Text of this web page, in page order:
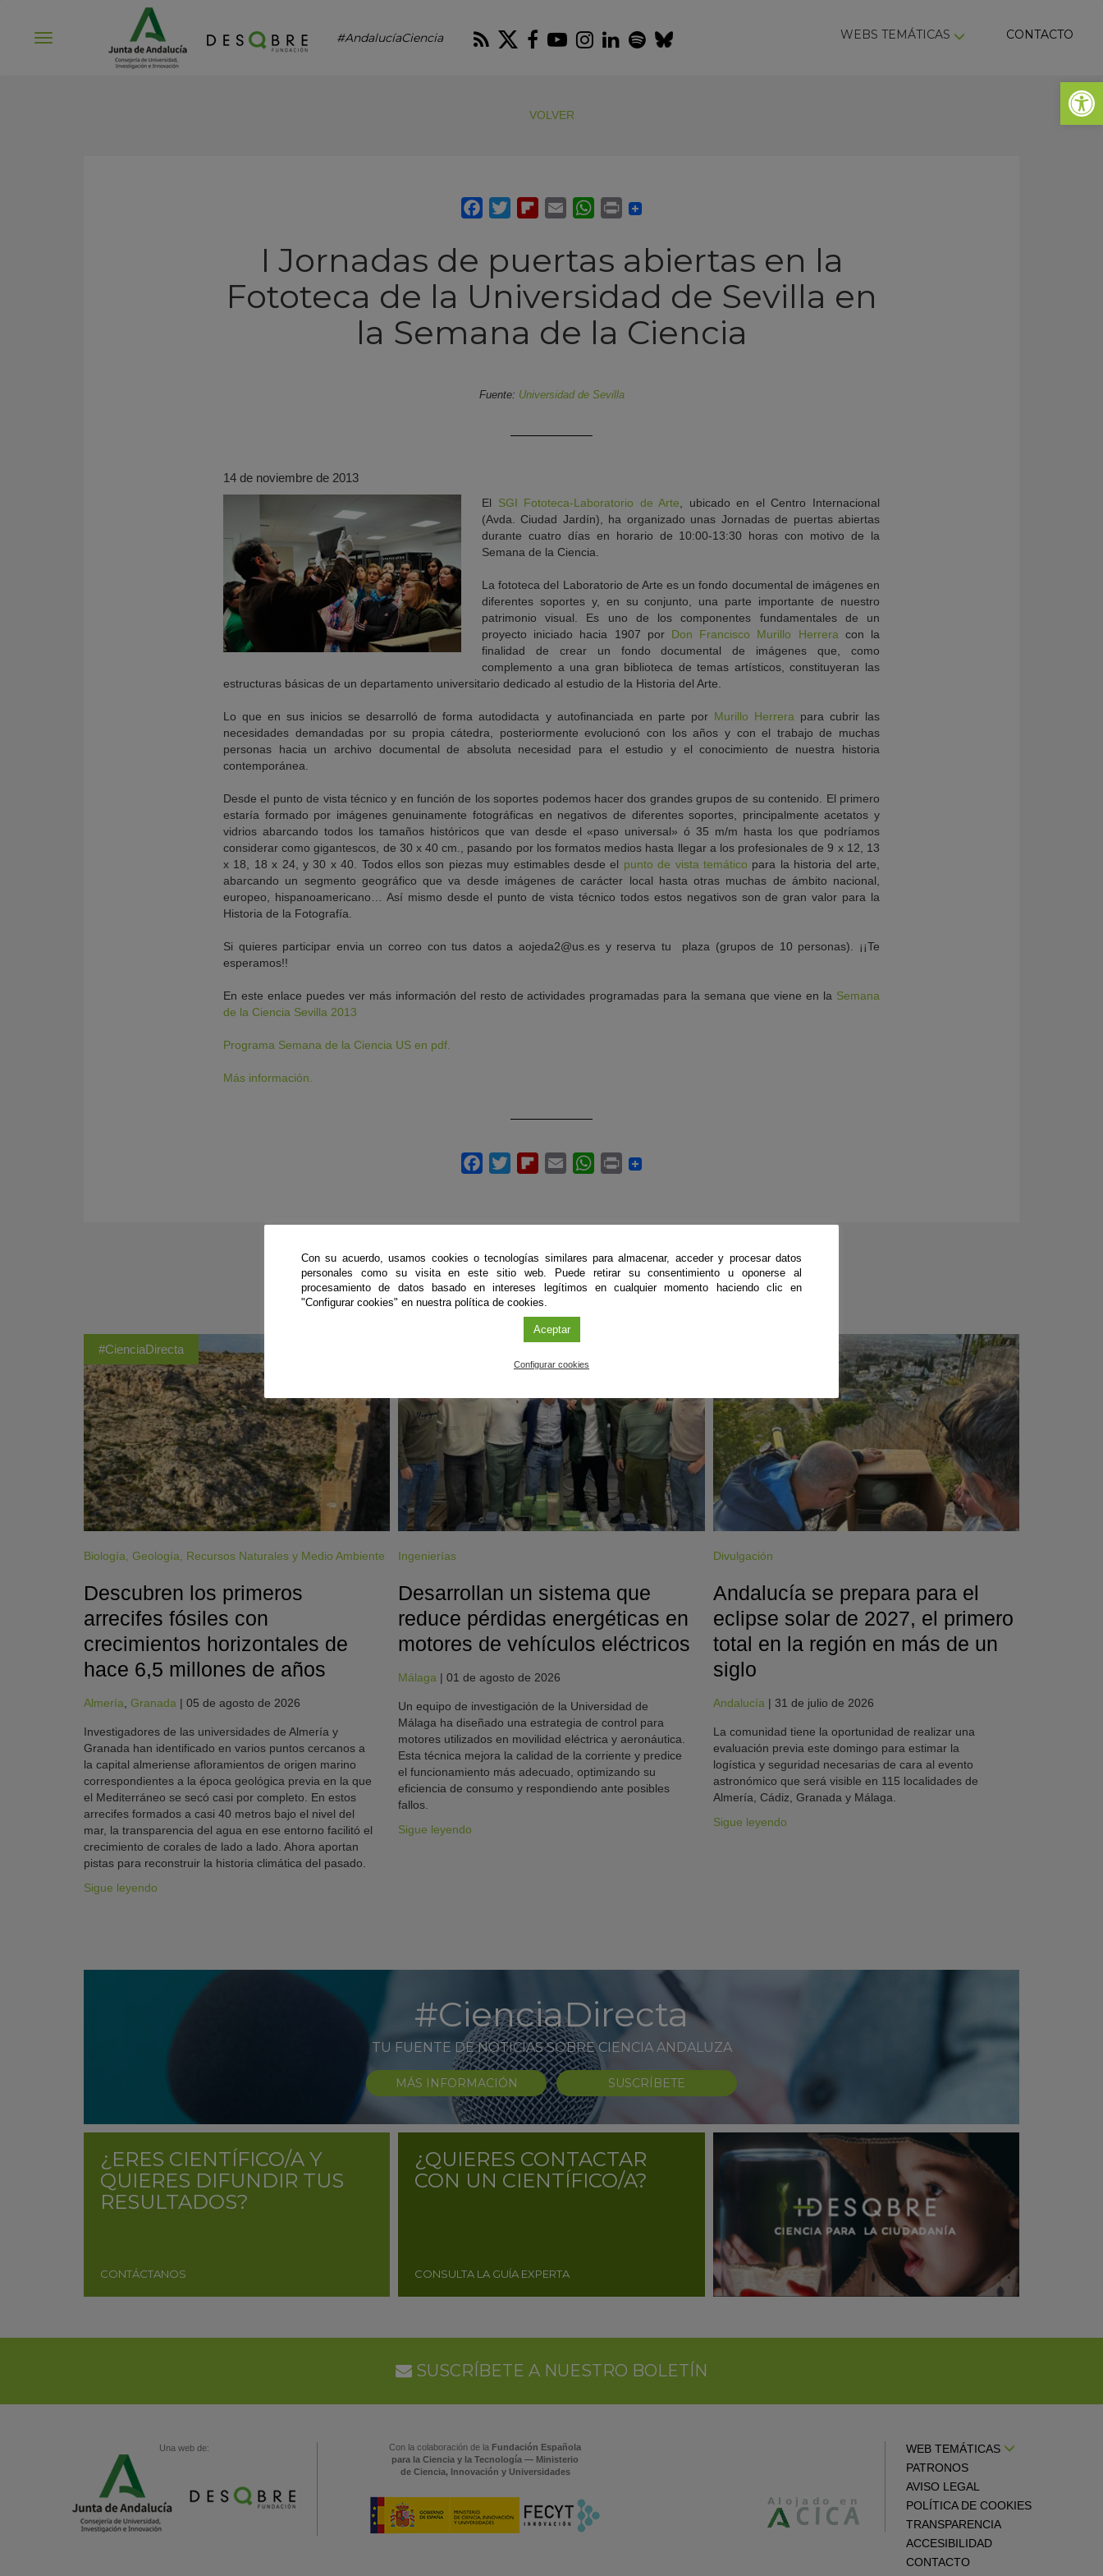
Abrir
#AndalucíaCiencia RSS Twitter
Facebook
Youtube
Instagram
LinkedIn
Spotify
Bluesky WEBS TEMÁTICAS CONTACTO
VOLVER
I Jornadas de puertas abiertas en la
Fototeca de la Universidad de Sevilla en
la Semana de la Ciencia
Fuente: Universidad de Sevilla
14 de noviembre de 2013
El SGI Fototeca-Laboratorio de Arte , ubicado en el Centro Internacional
(Avda. Ciudad Jardín), ha organizado unas Jornadas de puertas abiertas
durante cuatro días en horario de 10:00-13:30 horas con motivo de la
Semana de la Ciencia.
La fototeca del Laboratorio de Arte es un fondo documental de imágenes en
diferentes soportes y, en su conjunto, una parte importante de nuestro
patrimonio visual. Es uno de los componentes fundamentales de un
proyecto iniciado hacia 1907 por Don Francisco Murillo Herrera con la
finalidad de crear un fondo documental de imágenes que, como
complemento a una gran biblioteca de temas artísticos, constituyeran las
estructuras básicas de un departamento universitario dedicado al estudio de la Historia del Arte.
Lo que en sus inicios se desarrolló de forma autodidacta y autofinanciada en parte por Murillo Herrera para cubrir las
necesidades demandadas por su propia cátedra, posteriormente evolucionó con los años y con el trabajo de muchas
personas hacia un archivo documental de absoluta necesidad para el estudio y el conocimiento de nuestra historia
contemporánea.
Desde el punto de vista técnico y en función de los soportes podemos hacer dos grandes grupos de su contenido. El primero
estaría formado por imágenes genuinamente fotográficas en negativos de diferentes soportes, principalmente acetatos y
vidrios abarcando todos los tamaños históricos que van desde el «paso universal» ó 35 m/m hasta los que podríamos
considerar como gigantescos, de 30 x 40 cm., pasando por los formatos medios hasta llegar a los profesionales de 9 x 12, 13
x 18, 18 x 24, y 30 x 40. Todos ellos son piezas muy estimables desde el punto de vista temático para la historia del arte,
abarcando un segmento geográfico que va desde imágenes de carácter local hasta otras muchas de ámbito nacional,
europeo, hispanoamericano… Así mismo desde el punto de vista técnico todos estos negativos son de gran valor para la
Historia de la Fotografía.
Si quieres participar envia un correo con tus datos a aojeda2@us.es y reserva tu plaza (grupos de 10 personas). ¡¡Te
esperamos!!
En este enlace puedes ver más información del resto de actividades programadas para la semana que viene en la Semana
de la Ciencia Sevilla 2013
Programa Semana de la Ciencia US en pdf.
Más información.
ÚLTIMAS PUBLICACIONES
#CienciaDirecta
Biología Geología Recursos Naturales y Medio Ambiente
Descubren los primeros
arrecifes fósiles con
crecimientos horizontales de
hace 6,5 millones de años
Almería Granada | 05 de agosto de 2026
Investigadores de las universidades de Almería y
Granada han identificado en varios puntos cercanos a
la capital almeriense afloramientos de origen marino
correspondientes a la época geológica previa en la que
el Mediterráneo se secó casi por completo. En estos
arrecifes formados a casi 40 metros bajo el nivel del
mar, la transparencia del agua en ese entorno facilitó el
crecimiento de corales de lado a lado. Ahora aportan
pistas para reconstruir la historia climática del pasado.
Sigue leyendo
Ingenierías
Desarrollan un sistema que
reduce pérdidas energéticas en
motores de vehículos eléctricos
Málaga |01 de agosto de 2026
Un equipo de investigación de la Universidad de
Málaga ha diseñado una estrategia de control para
motores utilizados en movilidad eléctrica y aeronáutica.
Esta técnica mejora la calidad de la corriente y predice
el funcionamiento más adecuado, optimizando su
eficiencia de consumo y respondiendo ante posibles
fallos.
Sigue leyendo
Divulgación
Andalucía se prepara para el
eclipse solar de 2027, el primero
total en la región en más de un
siglo
Andalucía | 31 de julio de 2026
La comunidad tiene la oportunidad de realizar una
evaluación previa este domingo para estimar la
logística y seguridad necesarias de cara al evento
astronómico que será visible en 115 localidades de
Almería, Cádiz, Granada y Málaga.
Sigue leyendo
#CienciaDirecta
TU FUENTE DE NOTICIAS SOBRE CIENCIA ANDALUZA
MÁS INFORMACIÓN SUSCRÍBETE
¿ERES CIENTÍFICO/A Y
QUIERES DIFUNDIR TUS
RESULTADOS?
CONTÁCTANOS
¿QUIERES CONTACTAR
CON UN CIENTÍFICO/A?
CONSULTA LA GUÍA EXPERTA
SUSCRÍBETE A NUESTRO BOLETÍN
Una web de: Con la colaboración de la Fundación Española
para la Ciencia y la Tecnología — Ministerio
de Ciencia, Innovación y Universidades
WEB TEMÁTICAS
PATRONOS
AVISO LEGAL
POLÍTICA DE COOKIES
TRANSPARENCIA
ACCESIBILIDAD
CONTACTO
Con su acuerdo, usamos cookies o tecnologías similares para almacenar, acceder y procesar datos
personales como su visita en este sitio web. Puede retirar su consentimiento u oponerse al
procesamiento de datos basado en intereses legítimos en cualquier momento haciendo clic en
"Configurar cookies" en nuestra política de cookies.
Aceptar
Configurar cookies